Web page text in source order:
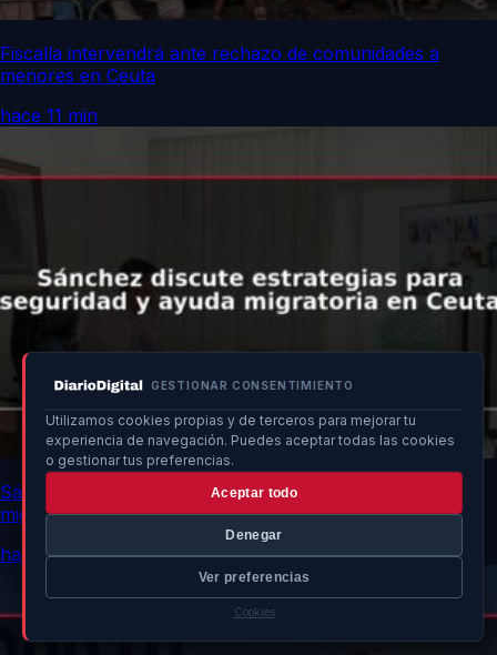
GESTIONAR CONSENTIMIENTO
Utilizamos cookies propias y de terceros para mejorar tu
experiencia de navegación. Puedes aceptar todas las cookies
o gestionar tus preferencias.
Aceptar todo
Denegar
Ver preferencias
Cookies
Fiscalía intervendrá ante rechazo de comunidades a
menores en Ceuta
hace 11 min
Sánchez discute estrategias para seguridad y ayuda
migratoria en Ceuta
hace 11 min